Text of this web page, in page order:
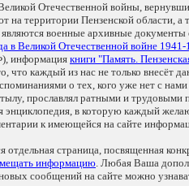
Отечественной войны,
на территории Пензенской области,
военные архивные документы
в Великой Отечественной войне 1941-
информация книги "Память.
что каждый из нас не только
о тех, кого уже нет с
прославлял ратными и
энциклопедия, в которую каждый
к имеющейся на сайте
отдельная страница, посвященная
информацию. Любая Ваша
сообщений на сайте можно